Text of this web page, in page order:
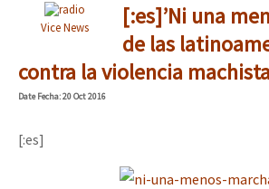
Vice News
[:es]’Ni una
de las
contra la violencia
DateFecha: 20 Oct 2016
[:es]